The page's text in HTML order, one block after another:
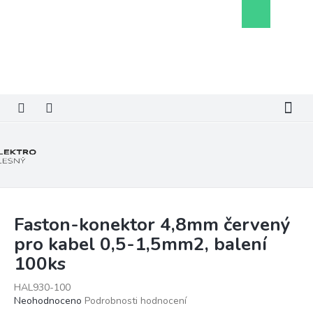
košík
Faston-konektor 4,8mm červený
pro kabel 0,5-1,5mm2, balení
100ks
HAL930-100
Průměrné
Neohodnoceno Podrobnosti hodnocení